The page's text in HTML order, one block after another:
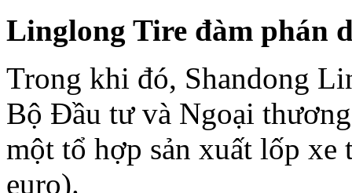
Linglong Tire đàm phán
Trong khi đó, Shandong
Bộ Đầu tư và Ngoại
một tổ hợp sản xuất lốp
euro).